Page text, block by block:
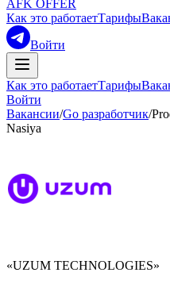
AFK OFFER
Как это работаетТарифы
Войти
Как это работаетТарифы
Войти
Вакансии/Go разработчик/
Nasiya
«UZUM TECHNOLOGIES»